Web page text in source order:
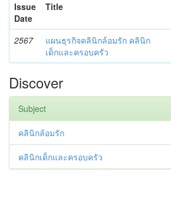
Issue
Date
Title
2567
แผนธุรกิจคลินิกล้อมรัก คลินิก
เด็กและครอบครัว
Discover
Subject
คลินิกล้อมรัก
คลินิกเด็กและครอบครัว